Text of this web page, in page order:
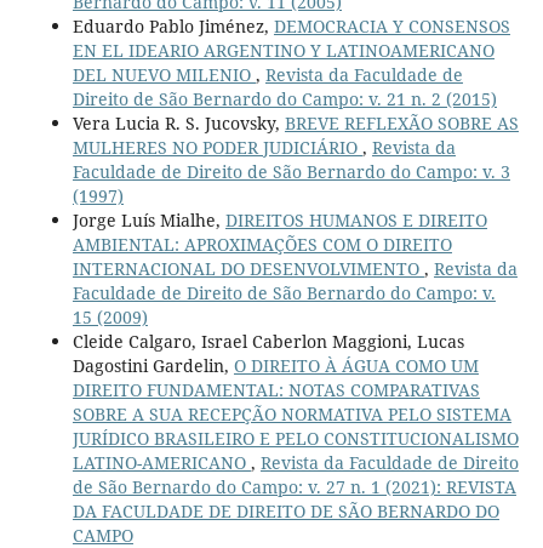
Eduardo Pablo Jiménez, DEMOCRACIA Y CONSENSOS
EN EL IDEARIO ARGENTINO Y LATINOAMERICANO
DEL NUEVO MILENIO , Revista da Faculdade de
Direito de São Bernardo do Campo: v. 21 n. 2 (2015)
Vera Lucia R. S. Jucovsky, BREVE REFLEXÃO SOBRE AS
MULHERES NO PODER JUDICIÁRIO , Revista da
Faculdade de Direito de São Bernardo do Campo: v. 3
(1997)
Jorge Luís Mialhe, DIREITOS HUMANOS E DIREITO
AMBIENTAL: APROXIMAÇÕES COM O DIREITO
INTERNACIONAL DO DESENVOLVIMENTO , Revista da
Faculdade de Direito de São Bernardo do Campo: v.
15 (2009)
Cleide Calgaro, Israel Caberlon Maggioni, Lucas
Dagostini Gardelin, O DIREITO À ÁGUA COMO UM
DIREITO FUNDAMENTAL: NOTAS COMPARATIVAS
SOBRE A SUA RECEPÇÃO NORMATIVA PELO SISTEMA
JURÍDICO BRASILEIRO E PELO CONSTITUCIONALISMO
LATINO-AMERICANO , Revista da Faculdade de Direito
de São Bernardo do Campo: v. 27 n. 1 (2021): REVISTA
DA FACULDADE DE DIREITO DE SÃO BERNARDO DO
CAMPO